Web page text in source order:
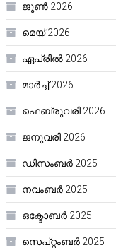
ജൂൺ 2026
മെയ്‌ 2026
ഏപ്രിൽ 2026
മാർച്ച്‌ 2026
ഫെബ്രുവരി 2026
ജനുവരി 2026
ഡിസംബർ 2025
നവംബർ 2025
ഒക്ടോബർ 2025
സെപ്റ്റംബർ 2025